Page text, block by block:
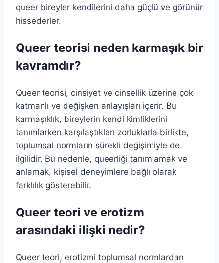
queer bireyler kendilerini daha güçlü ve görünür
hissederler.
Queer teorisi neden karmaşık bir
kavramdır?
Queer teorisi, cinsiyet ve cinsellik üzerine çok
katmanlı ve değişken anlayışları içerir. Bu
karmaşıklık, bireylerin kendi kimliklerini
tanımlarken karşılaştıkları zorluklarla birlikte,
toplumsal normların sürekli değişimiyle de
ilgilidir. Bu nedenle, queerliği tanımlamak ve
anlamak, kişisel deneyimlere bağlı olarak
farklılık gösterebilir.
Queer teori ve erotizm
arasındaki ilişki nedir?
Queer teori, erotizmi toplumsal normlardan